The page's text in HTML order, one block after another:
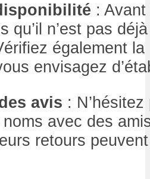
:
qu’il n’est pas
également la
envisagez
avis :
avec des
retours